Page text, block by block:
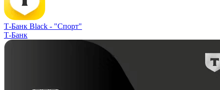
Т-Банк Black - "Спорт"
Т-Банк